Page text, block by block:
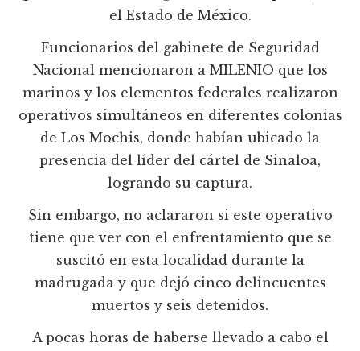
el Estado de México.
Funcionarios del gabinete de Seguridad
Nacional mencionaron a MILENIO que los
marinos y los elementos federales realizaron
operativos simultáneos en diferentes colonias
de Los Mochis, donde habían ubicado la
presencia del líder del cártel de Sinaloa,
logrando su captura.
Sin embargo, no aclararon si este operativo
tiene que ver con el enfrentamiento que se
suscitó en esta localidad durante la
madrugada y que dejó cinco delincuentes
muertos y seis detenidos.
A pocas horas de haberse llevado a cabo el